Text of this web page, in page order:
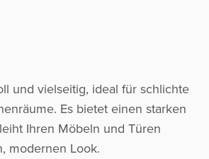
und vielseitig, ideal für schlichte
Es bietet einen starken
Ihren Möbeln und Türen
modernen Look.